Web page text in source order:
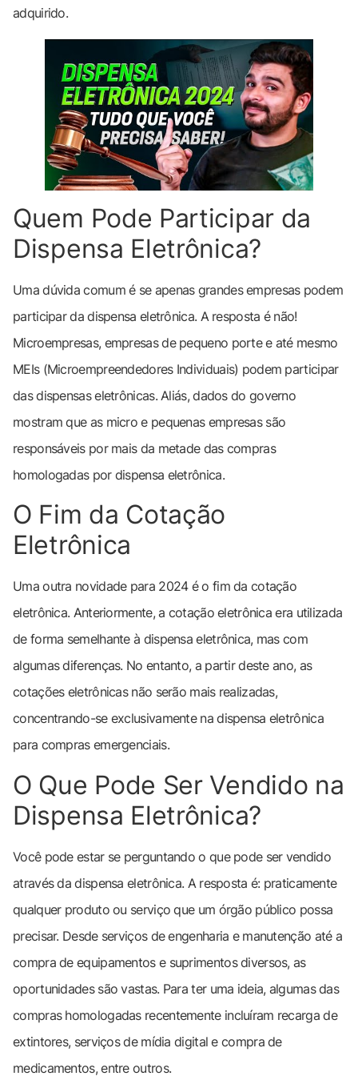
adquirido.
Quem Pode Participar da
Dispensa Eletrônica?
Uma dúvida comum é se apenas grandes empresas podem
participar da dispensa eletrônica. A resposta é não!
Microempresas, empresas de pequeno porte e até mesmo
MEIs (Microempreendedores Individuais) podem participar
das dispensas eletrônicas. Aliás, dados do governo
mostram que as micro e pequenas empresas são
responsáveis por mais da metade das compras
homologadas por dispensa eletrônica.
O Fim da Cotação
Eletrônica
Uma outra novidade para 2024 é o fim da cotação
eletrônica. Anteriormente, a cotação eletrônica era utilizada
de forma semelhante à dispensa eletrônica, mas com
algumas diferenças. No entanto, a partir deste ano, as
cotações eletrônicas não serão mais realizadas,
concentrando-se exclusivamente na dispensa eletrônica
para compras emergenciais.
O Que Pode Ser Vendido na
Dispensa Eletrônica?
Você pode estar se perguntando o que pode ser vendido
através da dispensa eletrônica. A resposta é: praticamente
qualquer produto ou serviço que um órgão público possa
precisar. Desde serviços de engenharia e manutenção até a
compra de equipamentos e suprimentos diversos, as
oportunidades são vastas. Para ter uma ideia, algumas das
compras homologadas recentemente incluíram recarga de
extintores, serviços de mídia digital e compra de
medicamentos, entre outros.